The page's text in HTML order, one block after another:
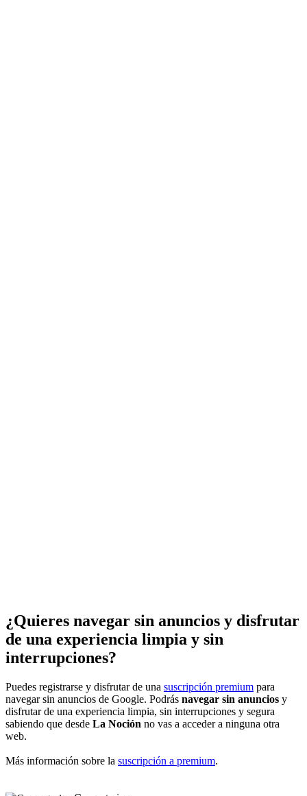
¿Quieres navegar sin anuncios y disfrutar
de una experiencia limpia y sin
interrupciones?
Puedes registrarse y disfrutar de una suscripción premium para
navegar sin anuncios de Google. Podrás navegar sin anuncios y
disfrutar de una experiencia limpia, sin interrupciones y segura
sabiendo que desde La Noción no vas a acceder a ninguna otra
web.
Más información sobre la suscripción a premium.